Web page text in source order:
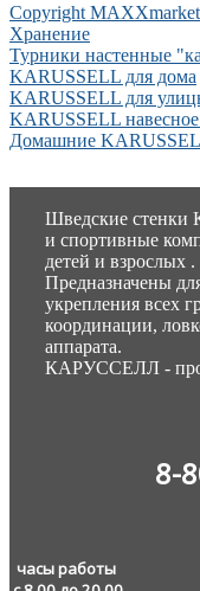
Copyright
Хранение
Турники настенные
KARUSSELL для дома
KARUSSELL для
KARUSSELL
Домашние
Шведские
и спортивные
детей и взрослых .
Предназначены
укрепления всех
координации,
аппарата.
КАРУССЕЛЛ -
8-
часы работы